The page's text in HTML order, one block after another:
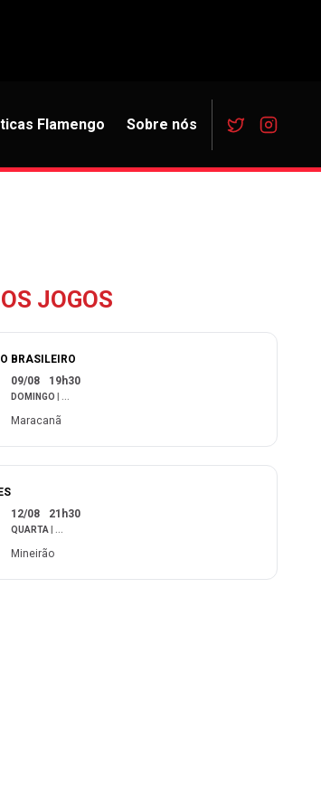
Flamengo Sobre nós
JOGOS
BRASILEIRO
09/08 19h30
DOMINGO
Maracanã
12/08 21h30
QUARTA
Mineirão